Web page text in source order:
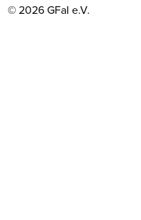
© 2026 GFaI e.V.